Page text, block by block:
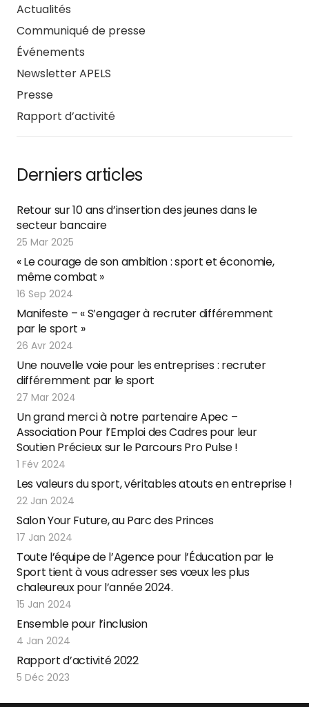
Actualités
Communiqué de presse
Événements
Newsletter APELS
Presse
Rapport d’activité
Derniers articles
Retour sur 10 ans d’insertion des jeunes dans le
secteur bancaire
25 Mar 2025
« Le courage de son ambition : sport et économie,
même combat »
16 Sep 2024
Manifeste – « S’engager à recruter différemment
par le sport »
26 Avr 2024
Une nouvelle voie pour les entreprises : recruter
différemment par le sport
27 Mar 2024
Un grand merci à notre partenaire Apec –
Association Pour l’Emploi des Cadres pour leur
Soutien Précieux sur le Parcours Pro Pulse !
1 Fév 2024
Les valeurs du sport, véritables atouts en entreprise !
22 Jan 2024
Salon Your Future, au Parc des Princes
17 Jan 2024
Toute l’équipe de l’Agence pour l’Éducation par le
Sport tient à vous adresser ses vœux les plus
chaleureux pour l’année 2024.
15 Jan 2024
Ensemble pour l’inclusion
4 Jan 2024
Rapport d’activité 2022
5 Déc 2023